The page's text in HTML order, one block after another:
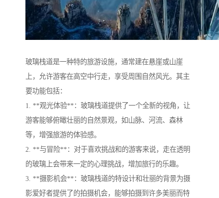
玻璃栈道是一种特的旅游设施，通常建在悬崖或山崖
上，允许游客在高空中行走，享受周围自然风光。其主
要功能包括：
1. **观光体验**：玻璃栈道提供了一个全新的视角，让
游客能够俯瞰壮丽的自然景观，如山脉、河流、森林
等，增强旅游的体验感。
2. **与冒险**：对于喜欢挑战和的游客来说，走在透明
的玻璃上会带来一定的心理挑战，增加旅行的乐趣。
3. **摄影机会**：玻璃栈道的特设计和壮丽的背景为摄
影爱好者提供了的拍摄机会，能够拍摄到许多美丽而特